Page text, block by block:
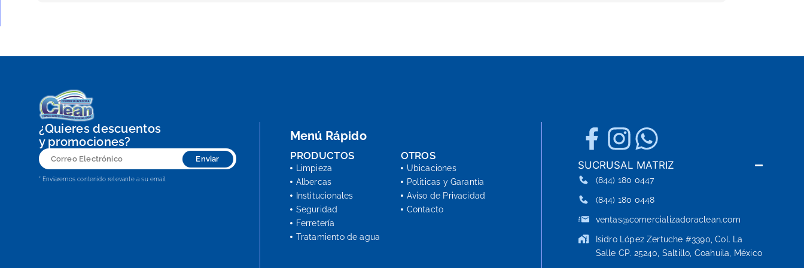
¿Quieres descuentos
y promociones?
Correo
Electrónico
Enviar
* Enviaremos contenido relevante a su email
Menú Rápido
PRODUCTOS
Limpieza
Albercas
Institucionales
Seguridad
Ferretería
Tratamiento de agua
OTROS
Ubicaciones
Politicas y Garantía
Aviso de Privacidad
Contacto
SUCRUSAL MATRIZ
(844) 180 0447
(844) 180 0448
ventas@comercializadoraclean.com
Isidro López Zertuche #3390, Col. La
Salle CP. 25240, Saltillo, Coahuila, México